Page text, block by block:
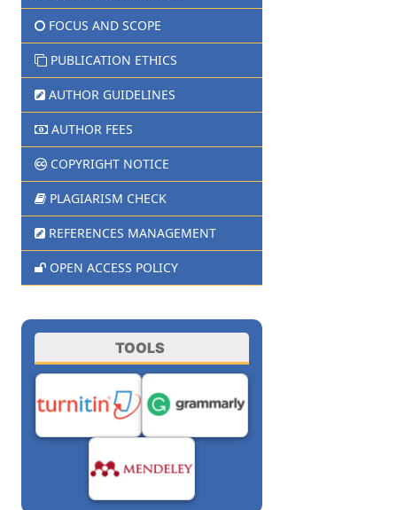
FOCUS AND SCOPE
PUBLICATION ETHICS
AUTHOR GUIDELINES
AUTHOR FEES
COPYRIGHT NOTICE
PLAGIARISM CHECK
REFERENCES MANAGEMENT
OPEN ACCESS POLICY
TOOLS